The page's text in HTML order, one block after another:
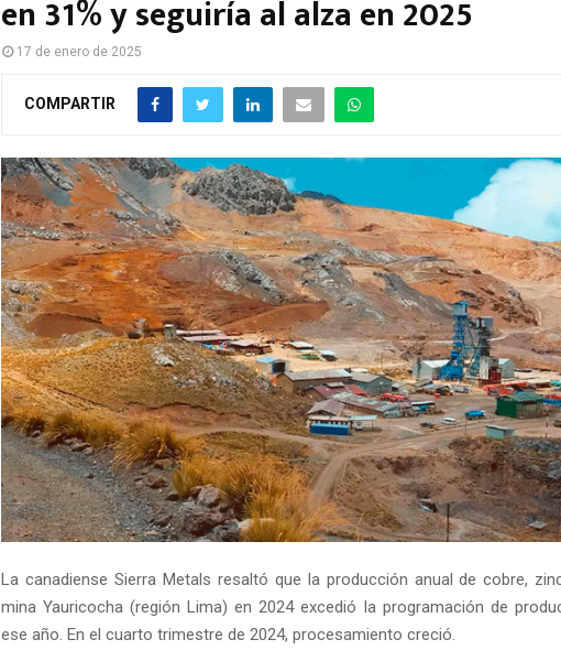
en 31% y seguiría al alza en 2025
17 de enero de 2025
COMPARTIR
La canadiense Sierra Metals resaltó que la producción anual de cobre,
mina Yauricocha (región Lima) en 2024 excedió la programación de
ese año. En el cuarto trimestre de 2024, procesamiento creció.